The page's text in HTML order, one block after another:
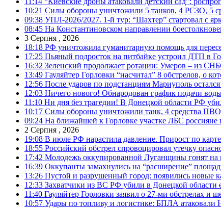
10:21 Силы обороны уничтожили 5 танков, 4 РСЗО, 5
09:38 УПЛ-2026/2027. 1-й тур: “Шахтер” стартовал с
08:45 На Константиновском направлении
3 Серпня , 2026
18:18 РФ уничтожила гуманитарную помощь для
17:25 Пьяный подросток на питбайке устроил ДТП в
16:32 Зеленский продолжает ротации: Умеров – из
13:49 Гауляйтер Горловки “насчитал” 8 обстрелов, о
12:56 После ударов по подстанциям Мариуполь остался
12:03 Ничего нового! Обнародован график подачи
11:10 Ни дня без трагедии! В Донецкой области РФ
10:17 Силы обороны уничтожили танк, 4 средства
09:24 На ближайшей к Горловке участке ЛБС россияне
2 Серпня , 2026
19:08 В июле РФ нарастила давление. Прирост по
18:55 Российский обстрел спровоцировал утечку
17:42 Молодежь оккупированной Луганщины гонят
16:39 Оккупанты замахнулись на “расширение”
13:26 Пустой и разрушенный город: появились новые
12:33 Захватчики из ВС РФ убили в Донецкой
11:40 Гауляйтер Горловки заявил о 27-ми обстрелах и
10:57 Удары по топливу и логистике: БПЛА атаковали